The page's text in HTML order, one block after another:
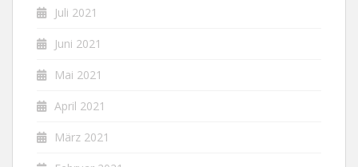
Juli 2021
Juni 2021
Mai 2021
April 2021
März 2021